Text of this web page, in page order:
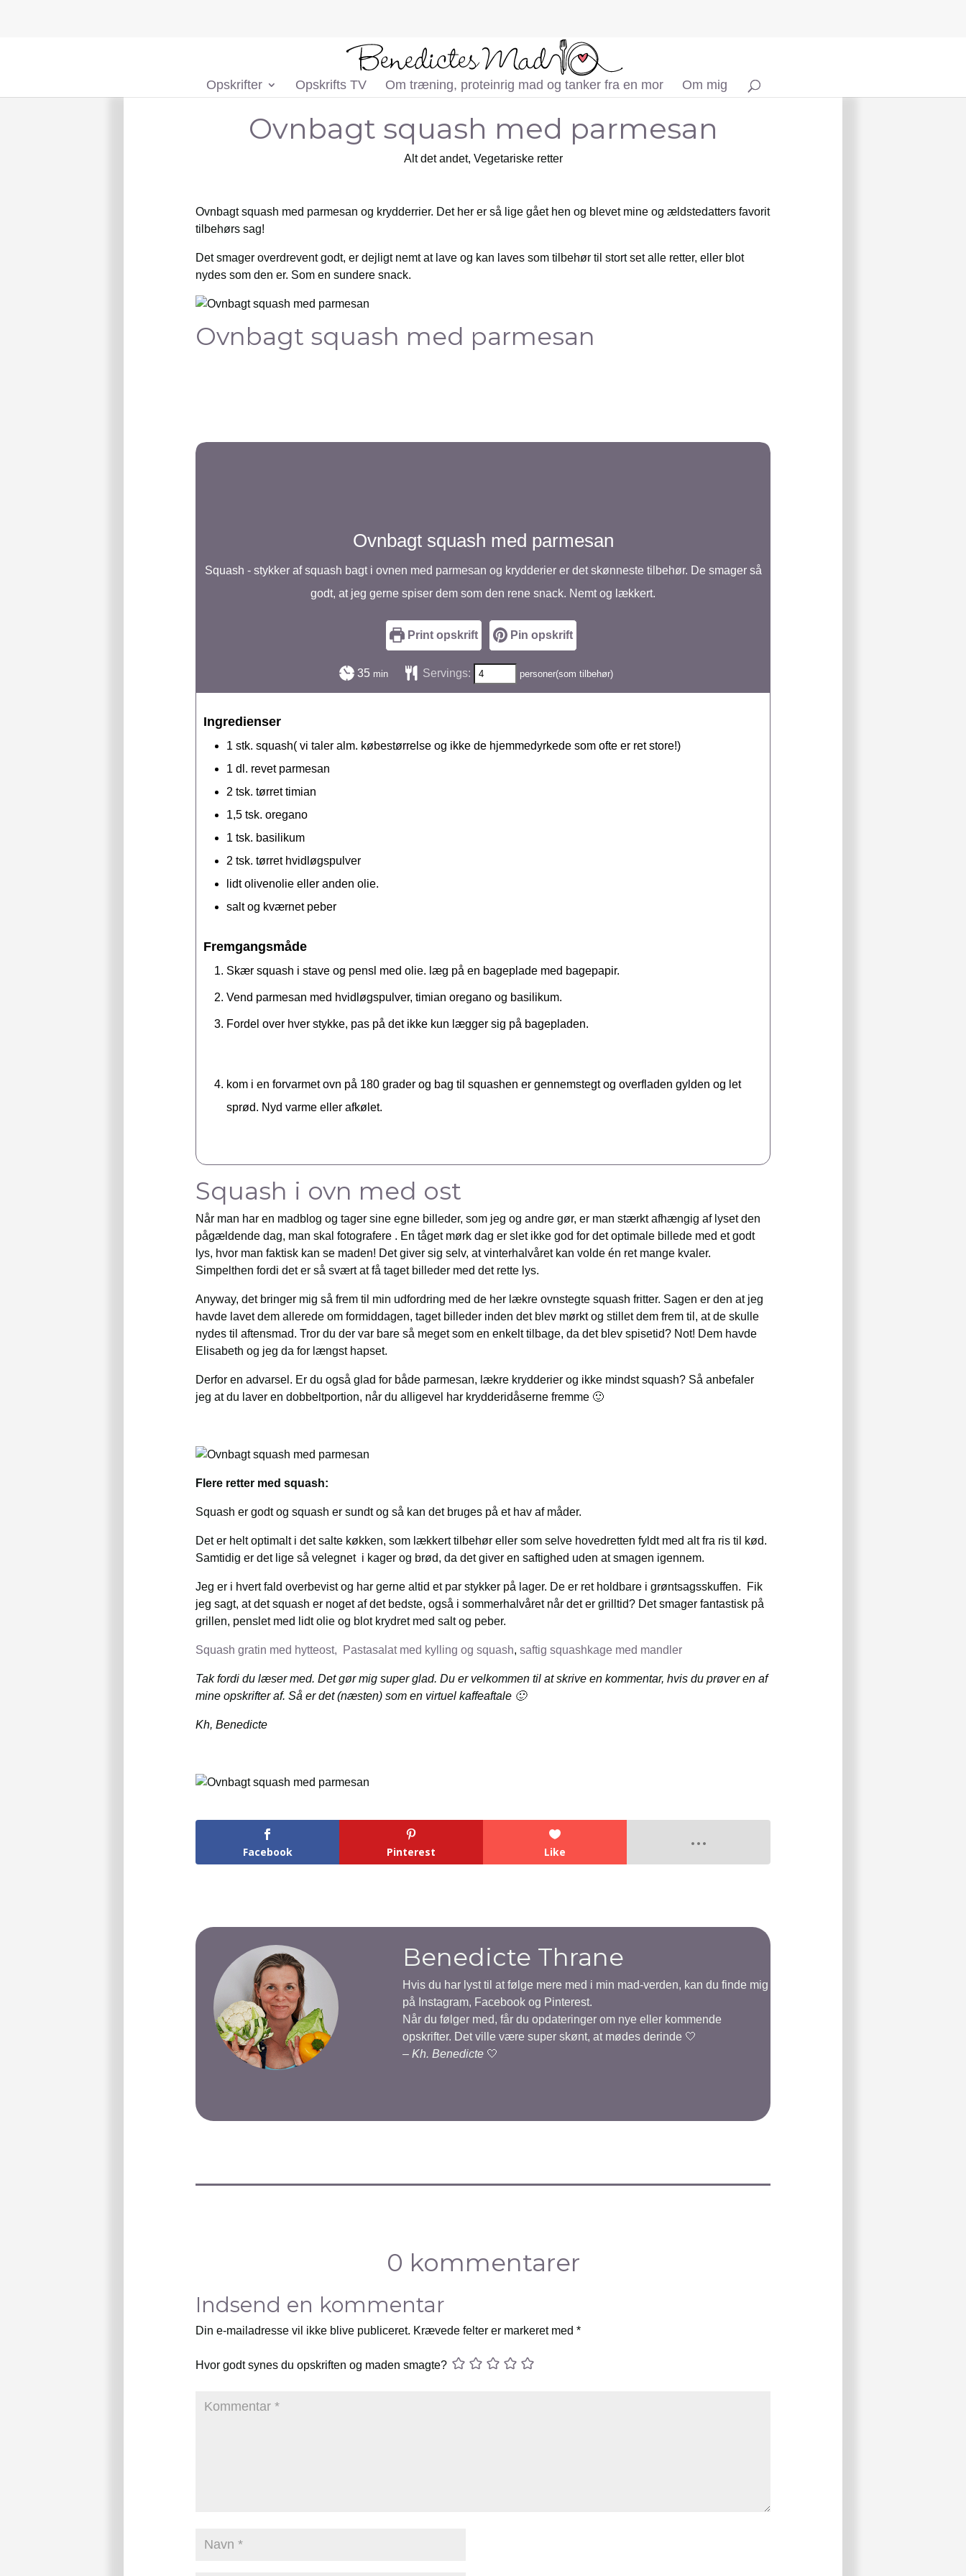
Opskrifter Opskrifts TV Om træning, proteinrig mad og tanker fra en mor Om mig
Ovnbagt squash med parmesan
Alt det andet, Vegetariske retter
Ovnbagt squash med parmesan og krydderrier. Det her er så lige gået hen og blevet mine og ældstedatters favorit
tilbehørs sag!
Det smager overdrevent godt, er dejligt nemt at lave og kan laves som tilbehør til stort set alle retter, eller blot
nydes som den er. Som en sundere snack.
Ovnbagt squash med parmesan
Ovnbagt squash med parmesan
Squash - stykker af squash bagt i ovnen med parmesan og krydderier er det skønneste tilbehør. De smager så
godt, at jeg gerne spiser dem som den rene snack. Nemt og lækkert.
Print opskrift Pin opskrift
35minutter
min Servings: personer(som tilbehør)
Ingredienser
1 stk. squash( vi taler alm. købestørrelse og ikke de hjemmedyrkede som ofte er ret store!)
1 dl. revet parmesan
2 tsk. tørret timian
1,5 tsk. oregano
1 tsk. basilikum
2 tsk. tørret hvidløgspulver
lidt olivenolie eller anden olie.
salt og kværnet peber
Fremgangsmåde
Skær squash i stave og pensl med olie. læg på en bageplade med bagepapir.
Vend parmesan med hvidløgspulver, timian oregano og basilikum.
Fordel over hver stykke, pas på det ikke kun lægger sig på bagepladen.
kom i en forvarmet ovn på 180 grader og bag til squashen er gennemstegt og overfladen gylden og let
sprød. Nyd varme eller afkølet.
Squash i ovn med ost
Når man har en madblog og tager sine egne billeder, som jeg og andre gør, er man stærkt afhængig af lyset den
pågældende dag, man skal fotografere . En tåget mørk dag er slet ikke god for det optimale billede med et godt
lys, hvor man faktisk kan se maden! Det giver sig selv, at vinterhalvåret kan volde én ret mange kvaler.
Simpelthen fordi det er så svært at få taget billeder med det rette lys.
Anyway, det bringer mig så frem til min udfordring med de her lækre ovnstegte squash fritter. Sagen er den at jeg
havde lavet dem allerede om formiddagen, taget billeder inden det blev mørkt og stillet dem frem til, at de skulle
nydes til aftensmad. Tror du der var bare så meget som en enkelt tilbage, da det blev spisetid? Not! Dem havde
Elisabeth og jeg da for længst hapset.
Derfor en advarsel. Er du også glad for både parmesan, lækre krydderier og ikke mindst squash? Så anbefaler
jeg at du laver en dobbeltportion, når du alligevel har krydderidåserne fremme 🙂
Flere retter med squash:
Squash er godt og squash er sundt og så kan det bruges på et hav af måder.
Det er helt optimalt i det salte køkken, som lækkert tilbehør eller som selve hovedretten fyldt med alt fra ris til kød.
Samtidig er det lige så velegnet i kager og brød, da det giver en saftighed uden at smagen igennem.
Jeg er i hvert fald overbevist og har gerne altid et par stykker på lager. De er ret holdbare i grøntsagsskuffen. Fik
jeg sagt, at det squash er noget af det bedste, også i sommerhalvåret når det er grilltid? Det smager fantastisk på
grillen, penslet med lidt olie og blot krydret med salt og peber.
Squash gratin med hytteost, Pastasalat med kylling og squash, saftig squashkage med mandler
Tak fordi du læser med. Det gør mig super glad. Du er velkommen til at skrive en kommentar, hvis du prøver en af
mine opskrifter af. Så er det (næsten) som en virtuel kaffeaftale 🙂
Kh, Benedicte
Facebook Pinterest Like
Benedicte Thrane
Hvis du har lyst til at følge mere med i min mad-verden, kan du finde mig
på Instagram, Facebook og Pinterest.
Når du følger med, får du opdateringer om nye eller kommende
opskrifter. Det ville være super skønt, at mødes derinde 🤍
– Kh. Benedicte 🤍
0 kommentarer
Indsend en kommentar
Din e-mailadresse vil ikke blive publiceret. Krævede felter er markeret med *
Hvor godt synes du opskriften og maden smagte?